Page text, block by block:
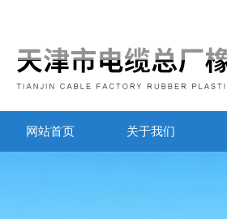
网站首页 关于我们